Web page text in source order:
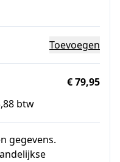
Toevoegen
€ 79,95
btw
gegevens.